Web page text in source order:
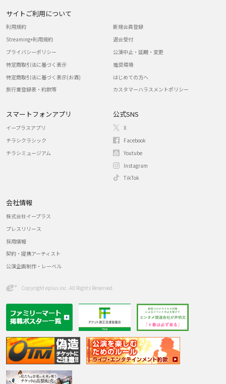
サイトご利用について
利用規約
Streaming+利用規約
プライバシーポリシー
特定商取引法に基づく表示
特定商取引法に基づく表示(お酒)
旅行業登録表・約款等
新規会員登録
退会受付
公演中止・延期・変更
推奨環境
はじめての方へ
カスタマーハラスメントポリシー
スマートフォンアプリ
イープラスアプリ
チラシクラシック
チラシミュージアム
公式SNS
X
Facebook
Youtube
Instagram
TikTok
会社情報
株式会社イープラス
プレスリリース
採用情報
契約・提携アーティスト
公演企画制作・レーベル
Copyright eplus inc. All Rights Reserved.